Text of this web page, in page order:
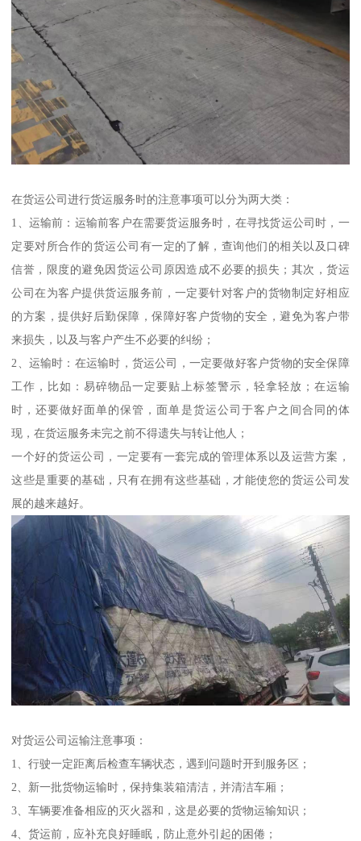
在货运公司进行货运服务时的注意事项可以分为两大类：
1、运输前：运输前客户在需要货运服务时，在寻找货运公司时，一
定要对所合作的货运公司有一定的了解，查询他们的相关以及口碑
信誉，限度的避免因货运公司原因造成不必要的损失；其次，货运
公司在为客户提供货运服务前，一定要针对客户的货物制定好相应
的方案，提供好后勤保障，保障好客户货物的安全，避免为客户带
来损失，以及与客户产生不必要的纠纷；
2、运输时：在运输时，货运公司，一定要做好客户货物的安全保障
工作，比如：易碎物品一定要贴上标签警示，轻拿轻放；在运输
时，还要做好面单的保管，面单是货运公司于客户之间合同的体
现，在货运服务未完之前不得遗失与转让他人；
一个好的货运公司，一定要有一套完成的管理体系以及运营方案，
这些是重要的基础，只有在拥有这些基础，才能使您的货运公司发
展的越来越好。
对货运公司运输注意事项：
1、行驶一定距离后检查车辆状态，遇到问题时开到服务区；
2、新一批货物运输时，保持集装箱清洁，并清洁车厢；
3、车辆要准备相应的灭火器和，这是必要的货物运输知识；
4、货运前，应补充良好睡眠，防止意外引起的困倦；